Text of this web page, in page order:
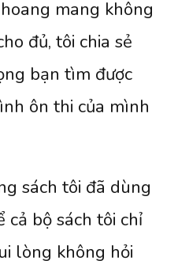
mang không
đủ, tôi chia sẻ
bạn tìm được
ôn thi của mình
sách tôi đã dùng
cả bộ sách tôi chỉ
lòng không hỏi